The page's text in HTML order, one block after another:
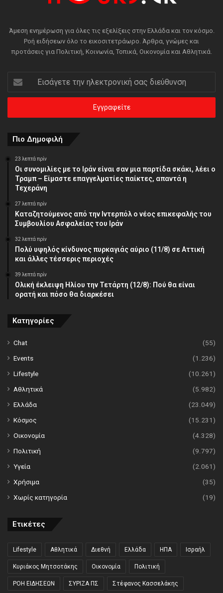
Άμεση ενημέρωση για όλες τις εξελίξεις στην Ελλάδα και τον κόσμο.
Ροή ειδήσεων όλο το εικοσιτετράωρο. Άρθρα, γνώμες και
προτάσεις για Πολιτική, Κοινωνία, Τοπικά, Οικονομία και Αθλητικά.
την
ηλεκτρονική
διεύθυνση
Πιο Δημοφιλή
23 λεπτά πρίν
Οι συνομιλίες με το Ιράν είναι σαν μια παρτίδα σκάκι, λέει ο
Τραμπ – Είμαστε επαγγελματίες παίκτες, απαντά η
Τεχεράνη
27 λεπτά πρίν
Καταζητούμενος από την Ιντερπόλ ο νέος επικεφαλής του
Συμβουλίου Ασφαλείας του Ιράν
32 λεπτά πρίν
Πολύ υψηλός κίνδυνος πυρκαγιάς αύριο (11/8) σε Αττική
και άλλες τέσσερις περιοχές
39 λεπτά πρίν
Ολική έκλειψη Ηλίου την Τετάρτη (12/8): Πού θα είναι
ορατή και πόσο θα διαρκέσει
Κατηγορίες
Chat
(55)
Events
(1.236)
Lifestyle
(10.261)
Αθλητικά
(5.982)
Ελλάδα
(23.049)
Κόσμος
(15.231)
Οικονομία
(4.328)
Πολιτική
(9.797)
Υγεία
(2.061)
Χρήσιμα
(35)
Χωρίς κατηγορία
(19)
Ετικέτες
Lifestyle Αθλητικά Διεθνή Ελλάδα ΗΠΑ Ισραήλ
Κυριάκος Μητσοτάκης Οικονομία Πολιτική
ΡΟΗ ΕΙΔΗΣΕΩΝ ΣΥΡΙΖΑ ΠΣ Στέφανος Κασσελάκης